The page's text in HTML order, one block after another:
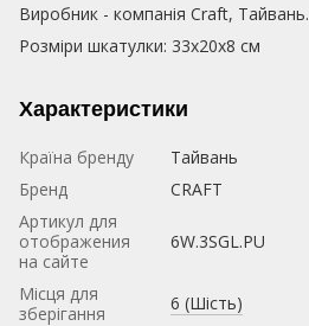
Виробник - компанія Craft, Тайвань.
Розміри шкатулки: 33х20х8 см
Характеристики
Країна бренду
Тайвань
Бренд
CRAFT
Артикул для
отображения
на сайте
6W.3SGL.PU
Місця для
зберігання
6 (Шість)